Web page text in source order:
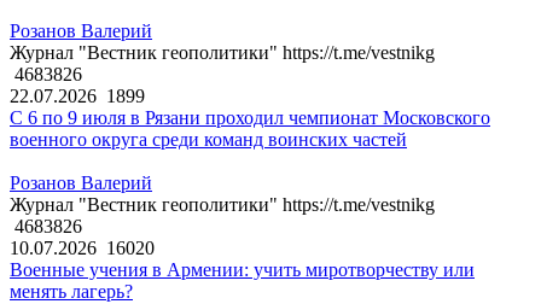
Розанов Валерий
Журнал "Вестник геополитики" https://t.me/vestnikg
4683826
22.07.2026 1899
С 6 по 9 июля в Рязани проходил чемпионат Московского
военного округа среди команд воинских частей
Розанов Валерий
Журнал "Вестник геополитики" https://t.me/vestnikg
4683826
10.07.2026 16020
Военные учения в Армении: учить миротворчеству или
менять лагерь?